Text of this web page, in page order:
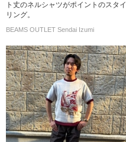
ト丈のネルシャツがポイントのスタイ
リング。
BEAMS OUTLET Sendai Izumi